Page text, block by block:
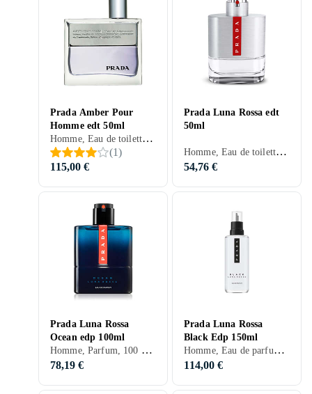
Prada Amber Pour
Homme edt 50ml
Homme, Eau de toilette, 50 ml, Amber, Musc, Bois de santal, Fèves tonka, Apelsin, Mandarine, Neroli, Fleur d'oranger, Suède, Bergamote, Cardamome, Vétiver, Labdanum, Mandarine, Myrrhe, Patchouli, Pélargonium, Safran, Cuir, Vanille, Ambre gris, Géranium
(1)
115,00 €
Prada Luna Rossa edt
50ml
Homme, Eau de toilette, 50 ml, Luna Rossa, Musc, Bois de santal, Fèves tonka, Ambrette, Apelsin, Menthe, Violette, Lys, Lavande, Freesia, Citron, Ros, Orchidée, Orange sanguine, Salvia, Orange amère, Cuir, Vanille, Ambre gris
54,76 €
Prada Luna Rossa
Ocean edp 100ml
Homme, Parfum, 100 ml, Luna Rossa, Ros, Bois
78,19 €
Prada Luna Rossa
Black Edp 150ml
Homme, Eau de parfum, 150 ml
114,00 €